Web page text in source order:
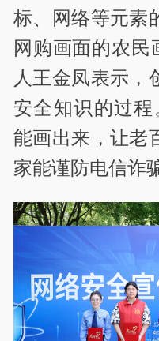
标、网络等元素
网购画面的农民
人王金凤表示，
安全知识的过程
能画出来，让老
家能谨防电信诈